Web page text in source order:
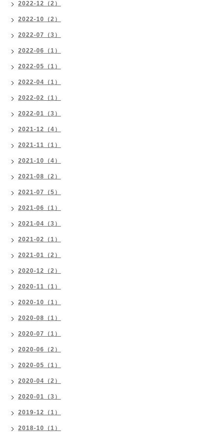
2022-12（2）
2022-10（2）
2022-07（3）
2022-06（1）
2022-05（1）
2022-04（1）
2022-02（1）
2022-01（3）
2021-12（4）
2021-11（1）
2021-10（4）
2021-08（2）
2021-07（5）
2021-06（1）
2021-04（3）
2021-02（1）
2021-01（2）
2020-12（2）
2020-11（1）
2020-10（1）
2020-08（1）
2020-07（1）
2020-06（2）
2020-05（1）
2020-04（2）
2020-01（3）
2019-12（1）
2018-10（1）